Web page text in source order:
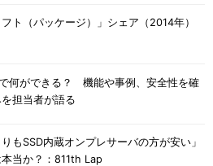
フト（パッケージ）」シェア（2014年）
何ができる？ 機能や事例、安全性を確
担当者が語る
りもSSD内蔵オンプレサーバの方が安い」
当か？：811th Lap